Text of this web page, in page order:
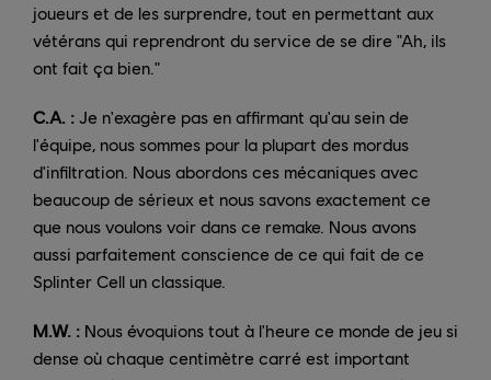
joueurs et de les surprendre, tout en permettant aux
vétérans qui reprendront du service de se dire "Ah, ils
ont fait ça bien."
C.A. : Je n'exagère pas en affirmant qu'au sein de
l'équipe, nous sommes pour la plupart des mordus
d'infiltration. Nous abordons ces mécaniques avec
beaucoup de sérieux et nous savons exactement ce
que nous voulons voir dans ce remake. Nous avons
aussi parfaitement conscience de ce qui fait de ce
Splinter Cell un classique.
M.W. : Nous évoquions tout à l'heure ce monde de jeu si
dense où chaque centimètre carré est important